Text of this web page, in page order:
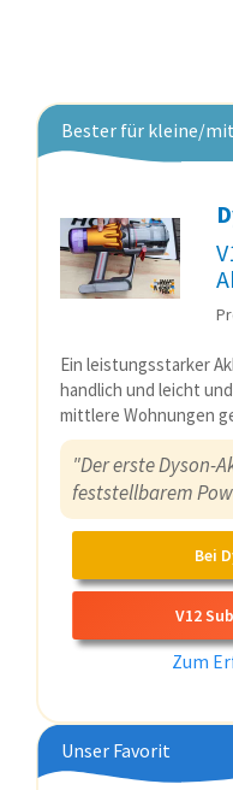
Bester für kleine/
Ein leistungsstarker
handlich und leicht
mittlere Wohnungen
"Der erste Dyson-
feststellbarem
Bei
V12
Zum
Unser Favorit